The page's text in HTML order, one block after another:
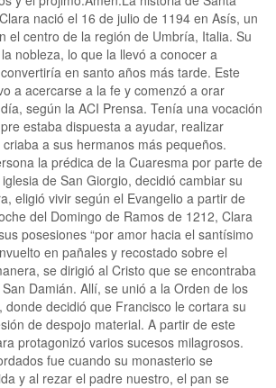
nació el 16 de julio de 1194 en Asís, un
el centro de la región de Umbría, Italia. Su
nobleza, lo que la llevó a conocer a
en santo años más tarde. Este
a acercarse a la fe y comenzó a orar
según la ACI Prensa. Tenía una vocación
estaba dispuesta a ayudar, realizar
a sus hermanos más pequeños.
la prédica de la Cuaresma por parte de
de San Giorgio, decidió cambiar su
eligió vivir según el Evangelio a partir de
del Domingo de Ramos de 1212, Clara
posesiones “por amor hacia el santísimo
en pañales y recostado sobre el
se dirigió al Cristo que se encontraba
Damián. Allí, se unió a la Orden de los
donde decidió que Francisco le cortara su
de despojo material. A partir de este
protagonizó varios sucesos milagrosos.
fue cuando su monasterio se
y al rezar el padre nuestro, el pan se